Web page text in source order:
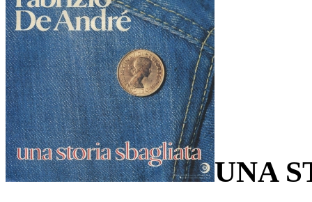
UNA